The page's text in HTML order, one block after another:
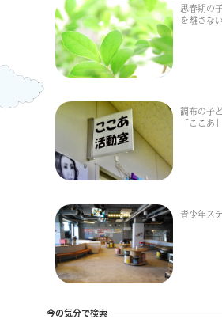
思春期の
を離さな
調布の子
「ここあ」
青少年ス
今の気分で検索